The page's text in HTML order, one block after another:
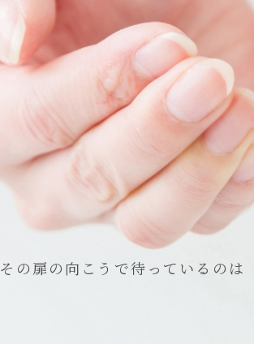
その扉の向こうで待っているのは